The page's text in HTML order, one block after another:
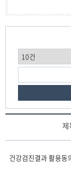
대)
제
건강검진결과 활용동